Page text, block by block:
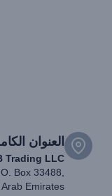
العنوان
Trading LLC
Box 33488,
Emirates